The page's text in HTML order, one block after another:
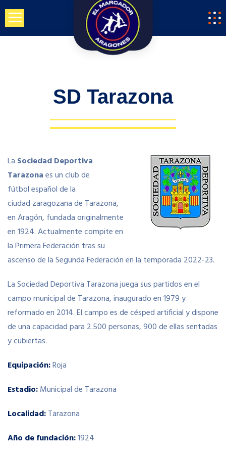
Saltar
contenido
SD Tarazona
La Sociedad Deportiva
Tarazonaes un club de
fútbol español de la
ciudad zaragozana de Tarazona,
en Aragón, fundada originalmente
en 1924. Actualmente compite en
la Primera Federación tras su
ascenso de la Segunda Federación en la temporada 2022-23.
La Sociedad Deportiva Tarazona juega sus partidos en el
campo municipal de Tarazona, inaugurado en 1979 y
reformado en 2014.​ El campo es de césped artificial y dispone
de una capacidad para 2.500 personas, 900 de ellas sentadas
y cubiertas.
Equipación:Roja
Estadio:Municipal de Tarazona
Localidad:Tarazona
Año de fundación:1924